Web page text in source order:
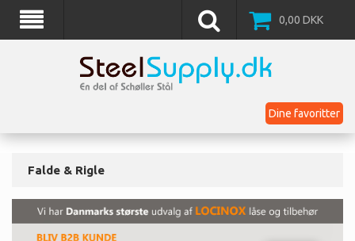
0,00 DKK
Dine favoritter
Falde & Rigle